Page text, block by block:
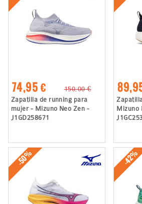
74,95 €
150,00 €
Zapatilla de running para
mujer - Mizuno Neo Zen -
J1GD258671
Mizuno
-50% -42%